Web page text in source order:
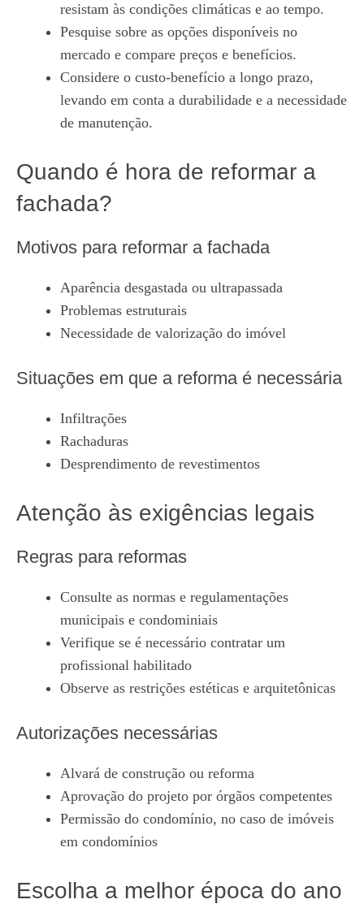
resistam às condições climáticas e ao tempo.
Pesquise sobre as opções disponíveis no
mercado e compare preços e benefícios.
Considere o custo-benefício a longo prazo,
levando em conta a durabilidade e a necessidade
de manutenção.
Quando é hora de reformar a
fachada?
Motivos para reformar a fachada
Aparência desgastada ou ultrapassada
Problemas estruturais
Necessidade de valorização do imóvel
Situações em que a reforma é necessária
Infiltrações
Rachaduras
Desprendimento de revestimentos
Atenção às exigências legais
Regras para reformas
Consulte as normas e regulamentações
municipais e condominiais
Verifique se é necessário contratar um
profissional habilitado
Observe as restrições estéticas e arquitetônicas
Autorizações necessárias
Alvará de construção ou reforma
Aprovação do projeto por órgãos competentes
Permissão do condomínio, no caso de imóveis
em condomínios
Escolha a melhor época do ano